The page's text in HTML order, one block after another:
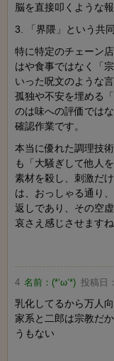
脳を直接叩くような
3. 「界隈」という共
特に特定のチェーン
はや食事ではなく「
いった呪文のような
孤独や不安を埋める
のは味への評価では
確認作業です。
本当に優れた調理技
も「大騒ぎして他人
素材を殺し、刺激だ
は、おっしゃる通り
返しであり、その空
哀さえ感じさせますね
4 名前： (*‘ω‘*) 投稿日：
乳化してるから万人
家系と二郎は宗教だ
うもない